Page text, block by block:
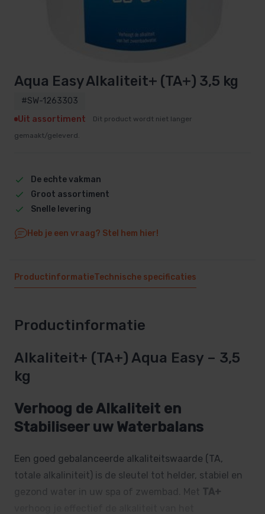
Aqua Easy Alkaliteit+ (TA+) 3,5 kg
#SW-1263303
Uit assortiment
Dit product wordt niet langer
gemaakt/geleverd.
De echte vakman
Groot assortiment
Snelle levering
Heb je een vraag? Stel hem hier!
ProductinformatieTechnische specificaties
Productinformatie
Alkaliteit+ (TA+) Aqua Easy – 3,5
kg
Verhoog de Alkaliteit en
Stabiliseer uw Waterbalans
Een goed gebalanceerde alkaliteitswaarde (TA,
totale alkaliniteit) is de sleutel tot helder, stabiel en
gezond water in uw spa of zwembad. Met TA+